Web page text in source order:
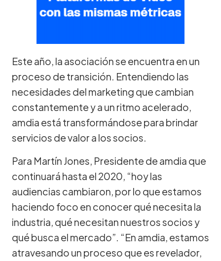
Este año, la asociación se encuentra en un
proceso de transición. Entendiendo las
necesidades del marketing que cambian
constantemente y a un ritmo acelerado,
amdia está transformándose para brindar
servicios de valor a los socios.
Para Martín Jones, Presidente de amdia que
continuará hasta el 2020, “hoy las
audiencias cambiaron, por lo que estamos
haciendo foco en conocer qué necesita la
industria, qué necesitan nuestros socios y
qué busca el mercado”. “En amdia, estamos
atravesando un proceso que es revelador,